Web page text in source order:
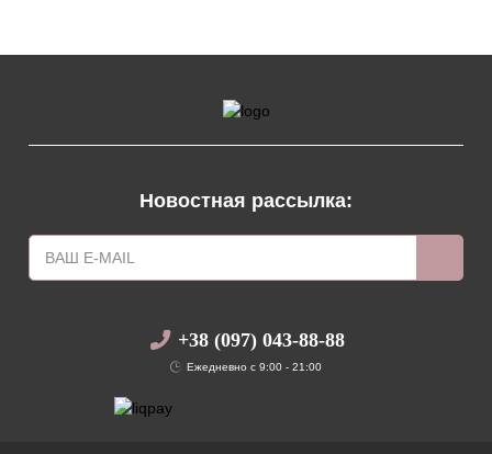
Новостная рассылка:
+38 (097) 043-88-88
Ежедневно с 9:00 - 21:00